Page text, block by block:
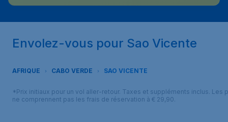
Envolez-vous pour Sao Vicente
AFRIQUE CABO VERDE SAO VICENTE
*Prix initiaux pour un vol aller-retour. Taxes et suppléments inclus. Les
ne comprennent pas les frais de réservation à € 29,90.